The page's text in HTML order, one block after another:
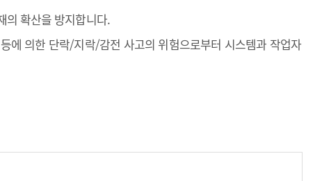
의 확산을 방지합니다.
에 의한 단락/지락/감전 사고의 위험으로부터 시스템과 작업자